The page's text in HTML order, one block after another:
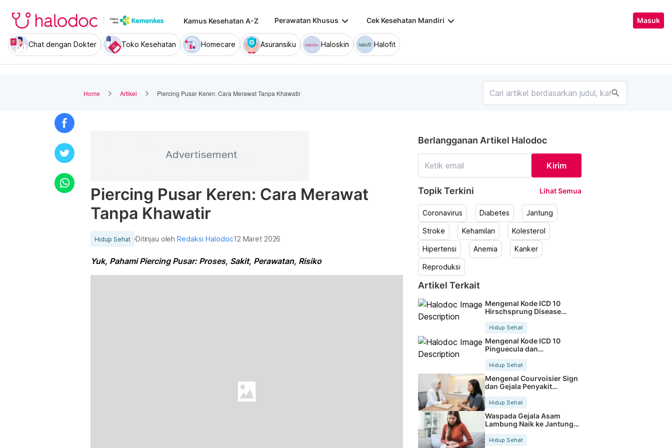
Kamus Kesehatan A-Z Perawatan Khusus keyboard_arrow_down Cek Kesehatan Mandiri keyboard_arrow_down Masuk
Chat dengan Dokter Toko Kesehatan Homecare Asuransiku Haloskin Halofit
Home Artikel Piercing Pusar Keren: Cara Merawat Tanpa Khawatir search
Piercing Pusar Keren: Cara Merawat
Tanpa Khawatir
Hidup Sehat Ditinjau olehRedaksi Halodoc12 Maret 2026
Yuk, Pahami Piercing Pusar: Proses, Sakit, Perawatan, Risiko
Berlangganan Artikel Halodoc
Kirim
Topik Terkini Lihat Semua
Coronavirus Diabetes Jantung
Stroke Kehamilan Kolesterol
Hipertensi Anemia Kanker
Reproduksi
Artikel Terkait
Mengenal Kode ICD 10
Hirschsprung Disease
Hidup Sehat
Mengenal Kode ICD 10
Pinguecula dan
Hidup Sehat
Mengenal Courvoisier Sign
dan Gejala Penyakit
Hidup Sehat
Waspada Gejala Asam
Lambung Naik ke Jantung
dan Cara Atasinya
Hidup Sehat